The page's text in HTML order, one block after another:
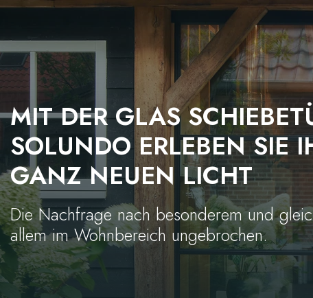
MIT DER GLAS
SOLUNDO ERLEBEN SIE
GANZ NEUEN LICHT
Die Nachfrage nach besonderem und
allem im Wohnbereich ungebrochen.